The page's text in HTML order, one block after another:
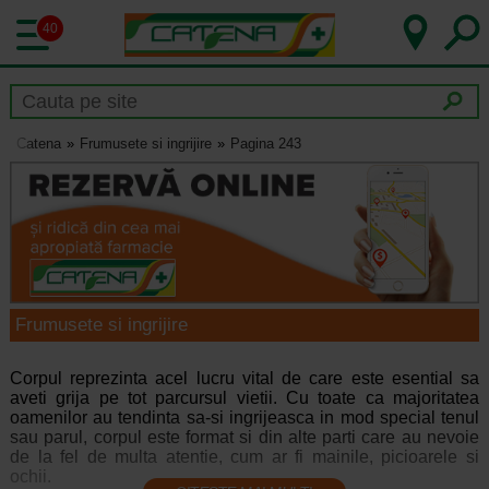
40
Catena Frumusete si ingrijire Pagina 243
Frumusete si ingrijire
Corpul reprezinta acel lucru vital de care este esential sa
aveti grija pe tot parcursul vietii. Cu toate ca majoritatea
oamenilor au tendinta sa-si ingrijeasca in mod special tenul
sau parul, corpul este format si din alte parti care au nevoie
de la fel de multa atentie, cum ar fi mainile, picioarele si
ochii.